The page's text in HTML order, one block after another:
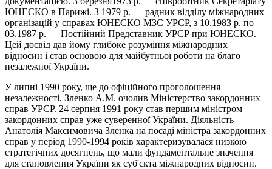
ЮНЕСКО в Парижі. З 1979 р. — радник відділу міжнародних
організацій у справах ЮНЕСКО МЗС УРСР, з 10.1983 р. по
03.1987 р. — Постійний Представник УРСР при ЮНЕСКО.
Цей досвід дав йому глибоке розуміння міжнародних
відносин і став основою для майбутньої роботи на благо
незалежної України.
У липні 1990 року, ще до офіційного проголошення
незалежності, Зленко А.М. очолив Міністерство закордонних
справ УРСР. 24 серпня 1991 року став першим міністром
закордонних справ уже суверенної України. Діяльність
Анатолія Максимовича Зленка на посаді міністра закордонних
справ у період 1990-1994 років характеризувалася низкою
стратегічних досягнень, що мали фундаментальне значення
для становлення України як суб'єкта міжнародних відносин.